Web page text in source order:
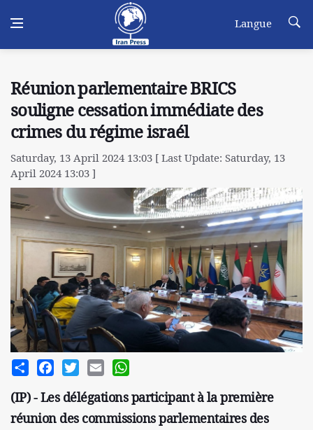
Langue
Réunion parlementaire BRICS
souligne cessation immédiate des
crimes du régime israél
Saturday, 13 April 2024 13:03 [ Last Update: Saturday, 13
April 2024 13:03 ]
Share FacebookTwitterEmail
(IP) - Les délégations participant à la première
réunion des commissions parlementaires des